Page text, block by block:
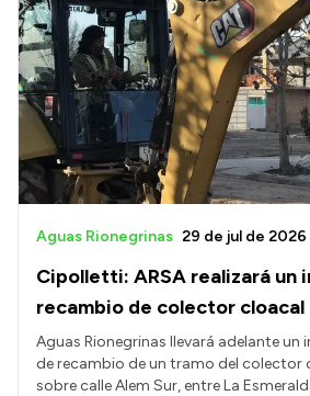
Cipolletti: ARSA realizará un
recambio de colector cloacal
Aguas Rionegrinas 29 de jul de 2026
Aguas Rionegrinas llevará adelante
de recambio de un tramo del colector
sobre calle Alem Sur, entre La